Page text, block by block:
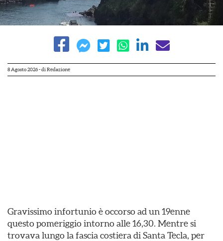
8 Agosto 2026- di Redazione
Gravissimo infortunio è occorso ad un 19enne
questo pomeriggio intorno alle 16,30. Mentre si
trovava lungo la fascia costiera di Santa Tecla, per